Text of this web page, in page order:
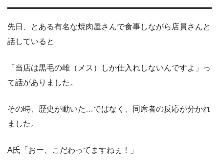
先日、とある有名な焼肉屋さんで食事しながら店員さんと
話していると
「当店は黒毛の雌（メス）しか仕入れしないんですよ」っ
て話がありました。
その時、歴史が動いた…ではなく、同席者の反応が分かれ
ました。
A氏「おー、こだわってますねぇ！」